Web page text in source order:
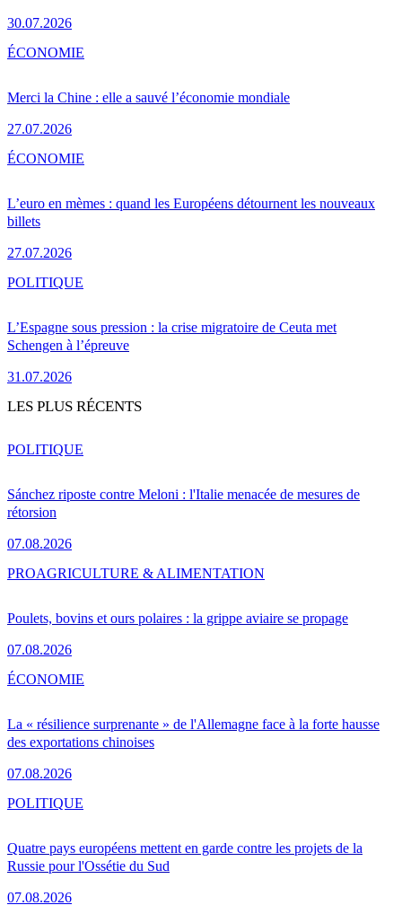
30.07.2026
Merci la Chine : elle a sauvé l’économie mondiale
27.07.2026
ÉCONOMIE
L’euro en mèmes : quand les Européens détournent les nouveaux
billets
27.07.2026
ÉCONOMIE
L’Espagne sous pression : la crise migratoire de Ceuta met
Schengen à l’épreuve
31.07.2026
POLITIQUE
LES PLUS RÉCENTS
Sánchez riposte contre Meloni : l'Italie menacée de mesures de
rétorsion
07.08.2026
POLITIQUE
Poulets, bovins et ours polaires : la grippe aviaire se propage
07.08.2026
PROAGRICULTURE & ALIMENTATION
La « résilience surprenante » de l'Allemagne face à la forte hausse
des exportations chinoises
07.08.2026
ÉCONOMIE
Quatre pays européens mettent en garde contre les projets de la
Russie pour l'Ossétie du Sud
07.08.2026
POLITIQUE